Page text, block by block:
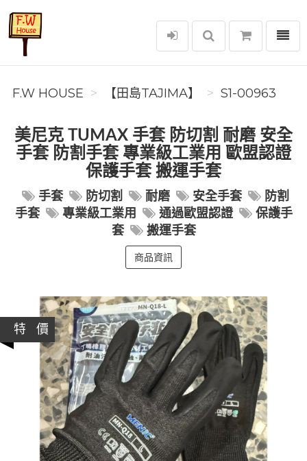
F.W House
選單
F.W HOUSE 【田島TAJIMA】 S1-00963
美尼克 TUMAX 手套 防切割 耐磨 安全
手套 防割手套 專業級工業用 歐盟認證
保護手套 搬運手套
手套 防切割 耐磨 安全手套
防割
手套
專業級工業用 通過歐盟認證
保護手
套
搬運手套
商品資訊
特 價